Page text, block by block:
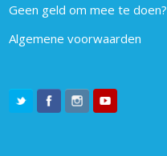
Geen geld om mee te doen?
Algemene voorwaarden